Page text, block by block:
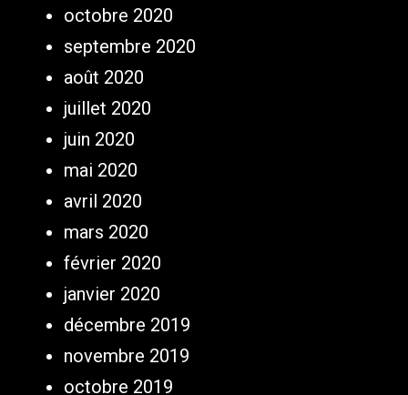
octobre 2020
septembre 2020
août 2020
juillet 2020
juin 2020
mai 2020
avril 2020
mars 2020
février 2020
janvier 2020
décembre 2019
novembre 2019
octobre 2019